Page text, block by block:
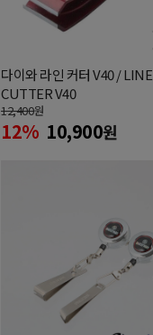
다이와 라인 커터 V40 / LINE
CUTTER V40
12,400원
12% 10,900원